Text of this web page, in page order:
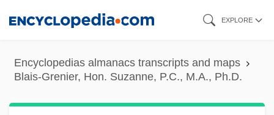
content
EXPLORE
Encyclopedias almanacs transcripts and maps
Blais-Grenier, Hon. Suzanne, P.C., M.A., Ph.D.